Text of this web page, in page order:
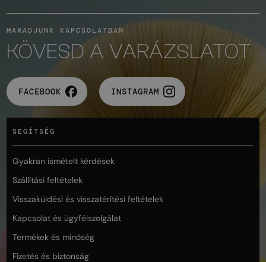
MARADJUNK KAPCSOLATBAN
KÖVESD A VARÁZSLATOT
FACEBOOK INSTAGRAM
SEGÍTSÉG
Gyakran ismételt kérdések
Szállítási feltételek
Visszaküldési és visszatérítési feltételek
Kapcsolat és ügyfélszolgálat
Termékek és minőség
Fizetés és biztonság